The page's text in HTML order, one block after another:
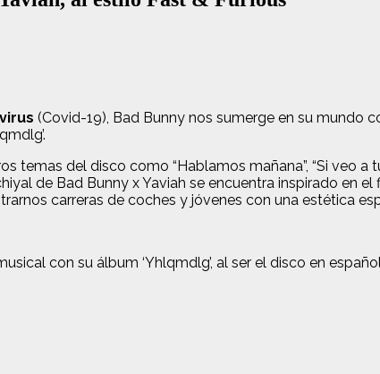
(Covid-19), Bad Bunny nos sumerge en su mundo
del disco como “Hablamos mañana”, “Si veo a
de Bad Bunny x Yaviah se encuentra inspirado en el
carreras de coches y jóvenes con una estética
con su álbum ‘Yhlqmdlg’, al ser el disco en